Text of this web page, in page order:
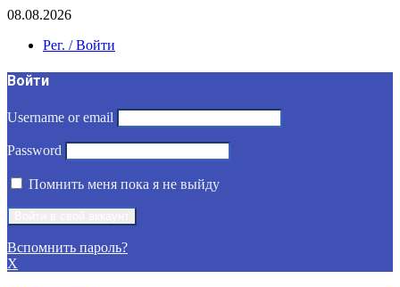
08.08.2026
Рег. / Войти
Войти
Username or email
Password
Помнить меня пока я не выйду
Вспомнить пароль?
X